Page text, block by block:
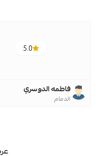
5.0
فاطمه الدوسري
الدمام